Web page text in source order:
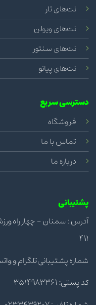
نت‌های تار
نت‌های ویولن
نت‌های سنتور
نت‌های پیانو
دسترسی سریع
فروشگاه
تماس با ما
درباره ما
پشتیبانی
411
شماره پشتیبانی تلگرام و واتساپ:
کد پستی: 3514983361